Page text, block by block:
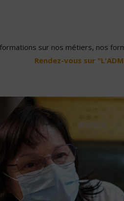
sur nos métiers, nos
Rendez-vous sur